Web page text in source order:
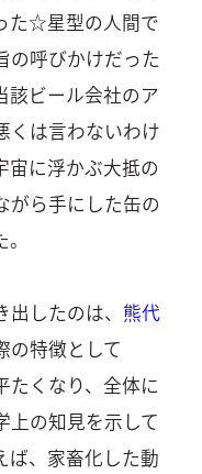
た☆星型の人間で
の呼びかけだった
ビール会社のア
くは言わないわけ
宙に浮かぶ大抵の
がら手にした缶の
したのは、 熊代
の特徴として
たくなり、全体に
上の知見を示して
ば、家畜化した動